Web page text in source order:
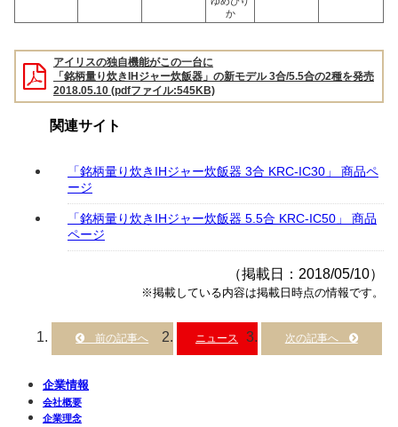
か
アイリスの独自機能がこの一台に
「銘柄量り炊きIHジャー炊飯器」の新モデル 3合/5.5合の2種を発売
2018.05.10 (pdfファイル:545KB)
関連サイト
「銘柄量り炊きIHジャー炊飯器 3合 KRC-IC30」 商品ペ
ージ
「銘柄量り炊きIHジャー炊飯器 5.5合 KRC-IC50」 商品
ページ
（掲載日：2018/05/10）
※掲載している内容は掲載日時点の情報です。
ニュース
企業情報
会社概要
企業理念